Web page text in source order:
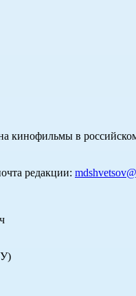
кинофильмы в
редакции: